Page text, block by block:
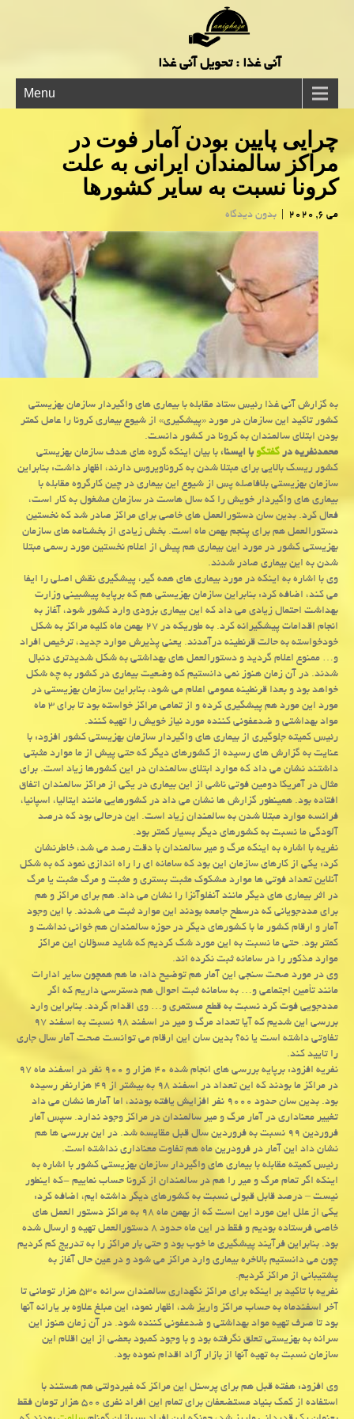
آنی غذا : تحویل آنی غذا
Menu
چرایی پایین بودن آمار فوت در
مراكز سالمندان ایرانی به علت
كرونا نسبت به سایر كشورها
می 6, 2020 | بدون دیدگاه
به گزارش آنی غذا رئیس ستاد مقابله با بیماری های واگیردار سازمان بهزیستی
كشور تاكید این سازمان در مورد «پیشگیری» از شیوع بیماری كرونا را عامل كمتر
بودن ابتلای سالمندان به كرونا در كشور دانست.
محمدنفریه درگفتگوبا ایسنا،با بیان اینکه گروه های هدف سازمان بهزیستی
کشور ریسک بالایی برای مبتلا شدن به کروناویروس دارند، اظهار داشت: بنابراین
سازمان بهزیستی بلافاصله پس از شیوع این بیماری در چین کارگروه مقابله با
بیماری های واگیردار خویش را که سال هاست در سازمان مشغول به کار است،
فعال کرد. بدین سان دستورالعمل های خاصی برای مراکز صادر شد که نخستین
دستورالعمل هم برای پنجم بهمن ماه است. بخش زیادی از بخشنامه های سازمان
بهزیستی کشور در مورد این بیماری هم پیش از اعلام نخستین مورد رسمی مبتلا
شدن به این بیماری صادر شدند.
وی با اشاره به اینکه در مورد بیماری های همه گیر، پیشگیری نقش اصلی را ایفا
می کند، اضافه کرد: بنابراین سازمان بهزیستی هم که برپایه پیشبینی وزارت
بهداشت احتمال زیادی می داد که این بیماری بزودی وارد کشور شود، آغاز به
انجام اقدامات پیشگیرانه کرد. به طوریکه در ۲۷ بهمن ماه کلیه مراکز به شکل
خودخواسته به حالت قرنطینه درآمدند. یعنی پذیرش موارد جدید، ترخیص افراد
و… ممنوع اعلام گردید و دستورالعمل های بهداشتی به شکل شدیدتری دنبال
شدند. در آن زمان هنوز نمی دانستیم که وضعیت بیماری در کشور به چه شکل
خواهد بود و بعدا قرنطینه عمومی اعلام می شود، بنابراین سازمان بهزیستی در
مورد این مورد هم پیشگیری کرده و از تمامی مراکز خواسته بود تا برای ۳ ماه
مواد بهداشتی و ضدعفونی کننده مورد نیاز خویش را تهیه کنند.
رئیس کمیته جلوگیری از بیماری های واگیردار سازمان بهزیستی کشور افزود: با
عنایت به گزارش های رسیده از کشورهای دیگر که حتی پیش از ما موارد مثبتی
داشتند نشان می داد که موارد ابتلای سالمندان در این کشورها زیاد است. برای
مثال در آمریکا دومین فوتی ناشی از این بیماری در یکی از مراکز سالمندان اتفاق
افتاده بود. همینطور گزارش ها نشان می داد در کشورهایی مانند ایتالیا، اسپانیا،
فرانسه موارد مبتلا شدن به سالمندان زیاد است. این درحالی بود که درصد
آلودگی ما نسبت به کشورهای دیگر بسیار کمتر بود.
نفریه با اشاره به اینکه مرگ و میر سالمندان با دقت رصد می شد، خاطرنشان
کرد: یکی از کارهای سازمان این بود که سامانه ای را راه اندازی نمود که به شکل
آنلاین تعداد فوتی ها موارد مشکوک مثبت بستری و مثبت و مرگ مثبت یا مرگ
در اثر بیماری های دیگر مانند آنفلوآنزا را نشان می داد. هم برای مراکز و هم
برای مددجویانی که درسطح جامعه بودند این موارد ثبت می شدند. با این وجود
آمار و ارقام کشور ما با کشورهای دیگر در حوزه سالمندان هم خوانی نداشت و
کمتر بود. حتی ما نسبت به این مورد شک کردیم که شاید مسؤلان این مراکز
موارد مذکور را در سامانه ثبت نکرده اند.
وی در مورد صحت سنجی این آمار هم توضیح داد: ما هم همچون سایر ادارات
مانند تأمین اجتماعی و… به سامانه ثبت احوال هم دسترسی داریم که اگر
مددجویی فوت کرد نسبت به قطع مستمری و… وی اقدام گردد. بنابراین وارد
بررسی این شدیم که آیا تعداد مرگ و میر در اسفند ۹۸ نسبت به اسفند ۹۷
تفاوتی داشته است یا نه؟ بدین سان این ارقام می توانست صحت آمار سال جاری
را تایید کند.
نفریه افزود: برپایه بررسی های انجام شده ۴۰ هزار و ۹۰۰ نفر در اسفند ماه ۹۷
در مراکز ما بودند که این تعداد در اسفند ۹۸ به بیشتر از ۴۹ هزارنفر رسیده
بود. بدین سان حدود ۹۰۰۰ نفر افزایش یافته بودند، اما آمارها نشان می داد
تغییر معناداری در آمار مرگ و میر سالمندان در مراکز وجود ندارد. سپس آمار
فروردین ۹۹ نسبت به فروردین سال قبل مقایسه شد. در این بررسی ها هم
نشان داد این آمار در فرودرین ماه هم تفاوت معناداری نداشته است.
رئیس کمیته مقابله با بیماری های واگیردار سازمان بهزیستی کشور با اشاره به
اینکه اگر تمام مرگ و میر را هم در سالمندان از کرونا حساب نماییم -که اینطور
نیست – درصد قابل قبولی نسبت به کشورهای دیگر داشته ایم، اضافه کرد:
یکی از علل این مورد این است که از بهمن ماه ۹۸ به مراکز دستور العمل های
خاصی فرستاده بودیم و فقط در این ماه حدود ۸ دستورالعمل تهیه و ارسال شده
بود. بنابراین فرآیند پیشگیری ما خوب بود و حتی بار مراکز را به تدریج کم کردیم
چون می دانستیم بالاخره بیماری وارد مراکز می شود و در عین حال آغاز به
پشتیبانی از مراکز کردیم.
نفریه با تاکید بر اینکه برای مراکز نگهداری سالمندان سرانه ۵۳۰ هزار تومانی تا
آخر اسفندماه به حساب مراکز واریز شد، اظهار نمود: این مبلغ علاوه بر یارانه آنها
بود تا صرف تهیه مواد بهداشتی و ضدعفونی کننده شود. در آن زمان هنوز این
سرانه به بهزیستی تعلق نگرفته بود و با وجود کمبود بعضی از این اقلام این
سازمان نسبت به تهیه آنها از بازار آزاد اقدام نموده بود.
وی افزود: هفته قبل هم برای پرسنل این مراکز که غیردولتی هم هستند با
استفاده از کمک بنیاد مستضعفان برای تمام این افراد نفری ۵۰۰ هزار تومان فقط